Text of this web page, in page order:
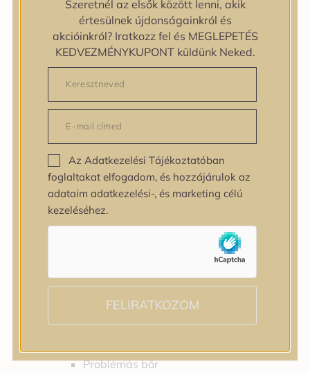
zipiderm
Bőrállapot
Bőrállapot
Bőrtípus
Bőrtípus
Kombinált
Száraz
Zsíros
Bőrprobléma
Bőrprobléma
Bőrpír
Dehidratált bőr
Érzékeny bőr
Fakóság
Problémás bőr
Szeretnél az elsők között lenni, akik
értesülnek újdonságainkról és
akcióinkról? Iratkozz fel és MEGLEPETÉS
KEDVEZMÉNYKUPONT küldünk Neked.
Az Adatkezelési Tájékoztatóban
foglaltakat elfogadom, és hozzájárulok az
adataim adatkezelési-, és marketing célú
kezeléséhez.
FELIRATKOZOM